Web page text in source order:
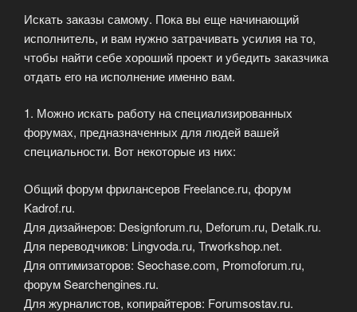
Искать заказы самому. Пока вы еще начинающий
исполнитель, и вам нужно затрачивать усилия на то,
чтобы найти себе хороший проект и убедить заказчика
отдать его на исполнение именно вам.
1. Можно искать работу на специализированных
форумах, предназначенных для людей вашей
специальности. Вот некоторые из них:
Общий форум фрилансеров Freelance.ru, форум
Kadrof.ru.
Для дизайнеров: Designforum.ru, Deforum.ru, Detalk.ru.
Для переводчиков: Lingvoda.ru, Trworkshop.net.
Для оптимизаторов: Seochase.com, Promoforum.ru,
форум Searchengines.ru.
Для журналистов, копирайтеров: Forumsostav.ru.